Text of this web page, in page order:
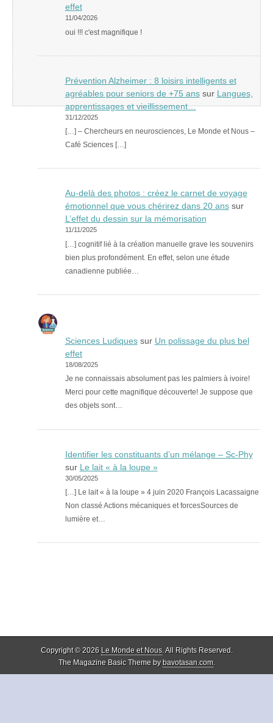
effet
11/04/2026
oui !!! c'est magnifique !
Prévention Alzheimer : 8 loisirs intelligents et
agréables pour seniors de +75 anssur Langues,
apprentissages et vieillissement…
31/12/2025
[…] – Chercheurs en neurosciences, Le Monde et Nous –
Café Sciences […]
Au-delà des photos : créez le carnet de voyage
émotionnel que vous chérirez dans 20 anssur
L’effet du dessin sur la mémorisation
11/11/2025
[…] cognitif lié à la création manuelle grave les souvenirs
bien plus profondément. En effet, selon une étude
canadienne publiée…
Sciences Ludiquessur Un polissage du plus bel
effet
18/08/2025
Je ne connaissais absolument pas les palmiers à ivoire!
Merci pour cette magnifique découverte! Je suppose que
des objets sont…
Identifier les constituants d’un mélange – Sc-Phy
sur Le lait « à la loupe »
30/05/2025
[…] Le lait « à la loupe » 4 juin 2020 François Lacassaigne
Non classé Actions mécaniques et forcesSources de
lumière et…
Copyright © 2026 Le Monde et Nous. All Rights Reserved.
The Magazine Basic Theme bybavotasan.com.